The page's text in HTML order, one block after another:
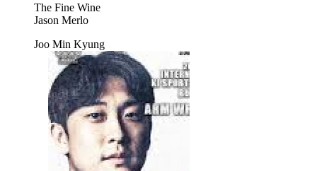
The Fine Wine
Jason Merlo
Joo Min Kyung